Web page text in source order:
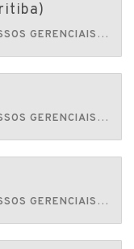
TECNOLOGIA EM GESTÃO DE PROCESSOS GERENCIAIS
TECNOLOGIA EM GESTÃO DE PROCESSOS GERENCIAIS
TECNOLOGIA EM GESTÃO DE PROCESSOS GERENCIAIS